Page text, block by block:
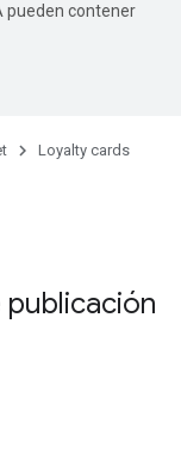
pueden contener
Loyalty cards